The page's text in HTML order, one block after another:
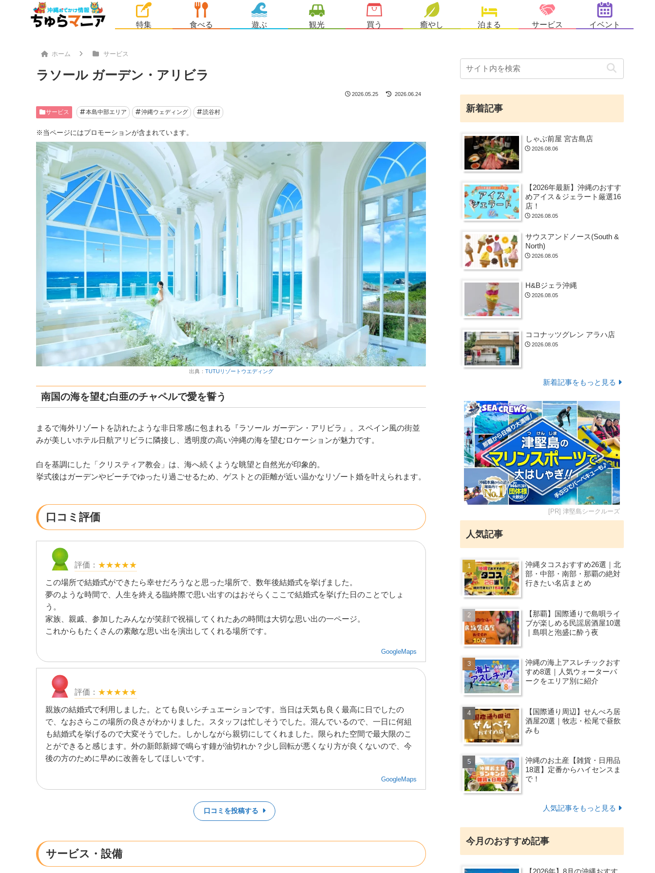
特集 食べる 遊ぶ 観光 買う 癒やし 泊まる サービス イベント
ホーム サービス
ラソール ガーデン・アリビラ
2026.05.25 2026.06.24
サービス 本島中部エリア 沖縄ウェディング 読谷村
※当ページにはプロモーションが含まれています。
出典： TUTUリゾートウエディング
南国の海を望む白亜のチャペルで愛を誓う
まるで海外リゾートを訪れたような非日常感に包まれる『ラソール ガーデン・アリビラ』。スペイン風の街並
みが美しいホテル日航アリビラに隣接し、透明度の高い沖縄の海を望むロケーションが魅力です。
白を基調にした「クリスティア教会」は、海へ続くような眺望と自然光が印象的。
挙式後はガーデンやビーチでゆったり過ごせるため、ゲストとの距離が近い温かなリゾート婚を叶えられます。
口コミ評価
★★★★★
この場所で結婚式ができたら幸せだろうなと思った場所で、数年後結婚式を挙げました。
夢のような時間で、人生を終える臨終際で思い出すのはおそらくここで結婚式を挙げた日のことでしょ
う。
家族、親戚、参加したみんなが笑顔で祝福してくれたあの時間は大切な思い出の一ページ。
これからもたくさんの素敵な思い出を演出してくれる場所です。
GoogleMaps
★★★★★
親族の結婚式で利用しました。とても良いシチュエーションです。当日は天気も良く最高に日でしたの
で、なおさらこの場所の良さがわかりました。スタッフは忙しそうでした。混んでいるので、一日に何組
も結婚式を挙げるので大変そうでした。しかしながら親切にしてくれました。限られた空間で最大限のこ
とができると感じます。外の新郎新婦で鳴らす鐘が油切れか？少し回転が悪くなり方が良くないので、今
後の方のために早めに改善をしてほしいです。
GoogleMaps
口コミを投稿する
サービス・設備
新着記事
しゃぶ前屋 宮古島店
2026.08.06
【2026年最新】沖縄のおすす
めアイス＆ジェラート厳選16
店！
2026.08.05
サウスアンドノース(South &
North)
2026.08.05
H&Bジェラ沖縄
2026.08.05
ココナッツグレン アラハ店
2026.08.05
新着記事をもっと見る
[PR] 津堅島シークルーズ
人気記事
沖縄タコスおすすめ26選｜北
部・中部・南部・那覇の絶対
行きたい名店まとめ
【那覇】国際通りで島唄ライ
ブが楽しめる民謡居酒屋10選
｜島唄と泡盛に酔う夜
沖縄の海上アスレチックおす
すめ8選｜人気ウォーターパ
ークをエリア別に紹介
【国際通り周辺】せんべろ居
酒屋20選｜牧志・松尾で昼飲
みも
沖縄のお土産【雑貨・日用品
18選】定番からハイセンスま
で！
人気記事をもっと見る
今月のおすすめ記事
【2026年】8月の沖縄おすす